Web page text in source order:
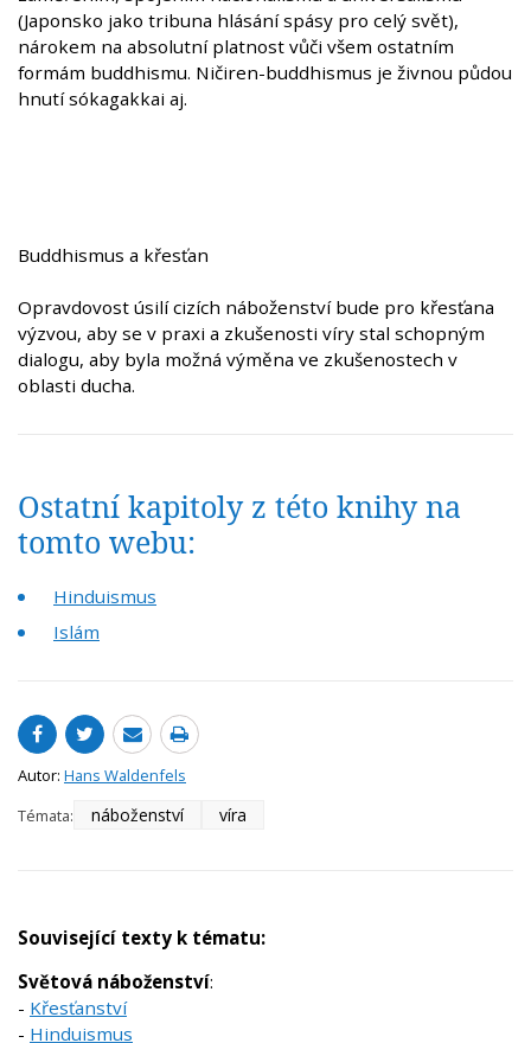
(Japonsko jako tribuna hlásání spásy pro celý svět),
nárokem na absolutní platnost vůči všem ostatním
formám buddhismu. Ničiren-buddhismus je živnou půdou
hnutí sókagakkai aj.
Buddhismus a křesťan
Opravdovost úsilí cizích náboženství bude pro křesťana
výzvou, aby se v praxi a zkušenosti víry stal schopným
dialogu, aby byla možná výměna ve zkušenostech v
oblasti ducha.
Ostatní kapitoly z této knihy na
tomto webu:
Hinduismus
Islám
Autor: Hans Waldenfels
Témata:
náboženství víra
Související texty k tématu:
Světová náboženství:
- Křesťanství
- Hinduismus